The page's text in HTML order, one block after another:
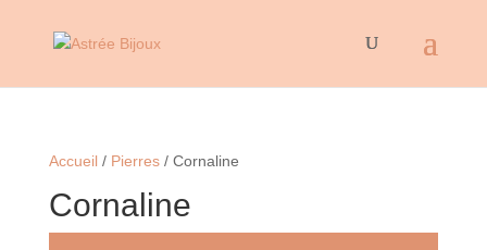
Accueil/ Pierres/ Cornaline
Cornaline